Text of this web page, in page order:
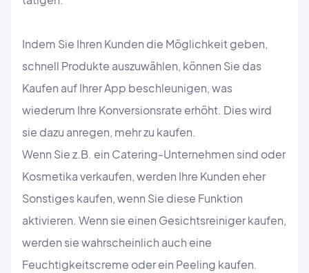
Indem Sie Ihren Kunden die Möglichkeit geben,
schnell Produkte auszuwählen, können Sie das
Kaufen auf Ihrer App beschleunigen, was
wiederum Ihre Konversionsrate erhöht. Dies wird
sie dazu anregen, mehr zu kaufen.
Wenn Sie z.B. ein Catering-Unternehmen sind oder
Kosmetika verkaufen, werden Ihre Kunden eher
Sonstiges kaufen, wenn Sie diese Funktion
aktivieren. Wenn sie einen Gesichtsreiniger kaufen,
werden sie wahrscheinlich auch eine
Feuchtigkeitscreme oder ein Peeling kaufen.